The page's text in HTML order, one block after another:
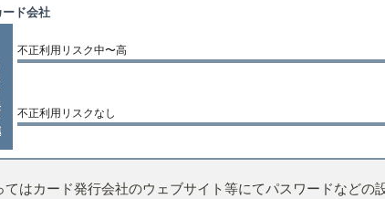
ード会社
不正利用リスク中〜高
不正利用リスクなし
はカード発行会社のウェブサイト等にてパスワードなどの